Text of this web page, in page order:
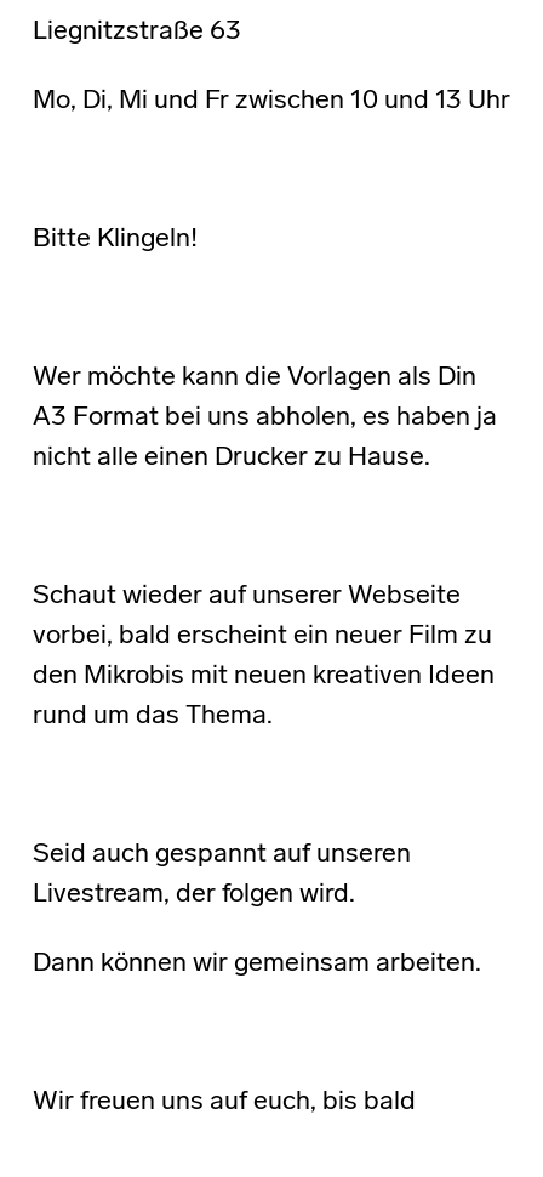
Liegnitzstraße 63
Mo, Di, Mi und Fr zwischen 10 und 13 Uhr
Bitte Klingeln!
Wer möchte kann die Vorlagen als Din
A3 Format bei uns abholen, es haben ja
nicht alle einen Drucker zu Hause.
Schaut wieder auf unserer Webseite
vorbei, bald erscheint ein neuer Film zu
den Mikrobis mit neuen kreativen Ideen
rund um das Thema.
Seid auch gespannt auf unseren
Livestream, der folgen wird.
Dann können wir gemeinsam arbeiten.
Wir freuen uns auf euch, bis bald